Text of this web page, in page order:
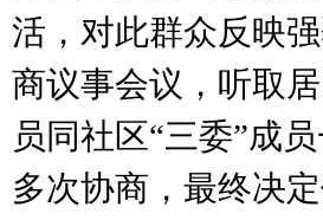
活，对此群众反映
商议事会议，听取
员同社区“三委”成
多次协商，最终决